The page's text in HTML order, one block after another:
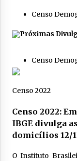
Censo
Próximas
Censo
Censo 2022
Censo 2022:
IBGE divulga
domicílios 12/
O Instituto